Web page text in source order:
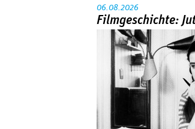
06.08.2026
Filmgeschichte: